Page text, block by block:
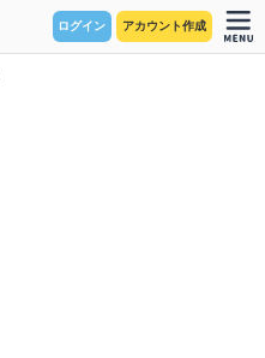
ログイン アカウント作成